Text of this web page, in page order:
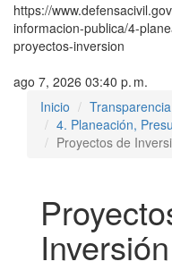
https://
informacion-publica/4-
proyectos-inversion
ago 7, 2026 03:40 p. m.
Inicio
4. Planeación,
Proyectos de
Inversión